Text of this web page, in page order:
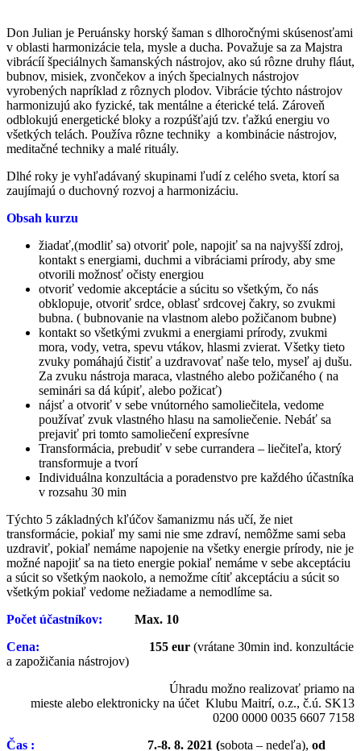
Don Julian je Peruánsky horský šaman s dlhoročnými skúsenosťami
v oblasti harmonizácie tela, mysle a ducha. Považuje sa za Majstra
vibrácíí špeciálnych šamanských nástrojov, ako sú rôzne druhy fláut,
bubnov, misiek, zvončekov a iných špecialnych nástrojov
vyrobených napríklad z rôznych plodov. Vibrácie týchto nástrojov
harmonizujú ako fyzické, tak mentálne a éterické telá. Zároveň
odblokujú energetické bloky a rozpúšťajú tzv. ťažkú energiu vo
všetkých telách. Používa rôzne techniky a kombinácie nástrojov,
meditačné techniky a malé rituály.
Dlhé roky je vyhľadávaný skupinami ľudí z celého sveta, ktorí sa
zaujímajú o duchovný rozvoj a harmonizáciu.
Obsah kurzu
žiadať,(modliť sa) otvoriť pole, napojiť sa na najvyšší zdroj,
kontakt s energiami, duchmi a vibráciami prírody, aby sme
otvorili možnosť očisty energiou
otvoriť vedomie akceptácie a súcitu so všetkým, čo nás
obklopuje, otvoriť srdce, oblasť srdcovej čakry, so zvukmi
bubna. ( bubnovanie na vlastnom alebo požičanom bubne)
kontakt so všetkými zvukmi a energiami prírody, zvukmi
mora, vody, vetra, spevu vtákov, hlasmi zvierat. Všetky tieto
zvuky pomáhajú čistiť a uzdravovať naše telo, myseľ aj dušu.
Za zvuku nástroja maraca, vlastného alebo požičaného ( na
seminári sa dá kúpiť, alebo požicať)
nájsť a otvoriť v sebe vnútorného samoliečitela, vedome
používať zvuk vlastného hlasu na samoliečenie. Nebáť sa
prejaviť pri tomto samoliečení expresívne
Transformácia, prebudiť v sebe currandera – liečiteľa, ktorý
transformuje a tvorí
Individuálna konzultácia a poradenstvo pre každého účastníka
v rozsahu 30 min
Týchto 5 základných kľúčov šamanizmu nás učí, že niet
transformácie, pokiaľ my sami nie sme zdraví, nemôžme sami seba
uzdraviť, pokiaľ nemáme napojenie na všetky energie prírody, nie je
možné napojiť sa na tieto energie pokiaľ nemáme v sebe akceptáciu
a súcit so všetkým naokolo, a nemožme cítiť akceptáciu a súcit so
všetkým pokiaľ vedome nežiadame a nemodlíme sa.
Počet účastníkov:
Max. 10
Cena: 155 eur (vrátane 30min ind. konzultácie
a zapožičania nástrojov)
Úhradu možno realizovať priamo na
mieste alebo elektronicky na účet Klubu Maitrí, o.z., č.ú. SK13
0200 0000 0035 6607 7158
Čas : 7.-8. 8. 2021 (sobota – nedeľa), od